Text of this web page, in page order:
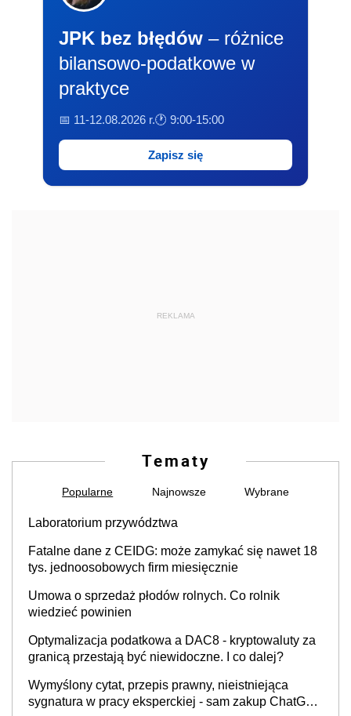
JPK bez błędów – różnice
bilansowo-podatkowe w
praktyce
📅 11-12.08.2026 r.🕐 9:00-15:00
Zapisz się
REKLAMA
Tematy
Popularne Najnowsze Wybrane
Laboratorium przywództwa
Fatalne dane z CEIDG: może zamykać się nawet 18
tys. jednoosobowych firm miesięcznie
Umowa o sprzedaż płodów rolnych. Co rolnik
wiedzieć powinien
Optymalizacja podatkowa a DAC8 - kryptowaluty za
granicą przestają być niewidoczne. I co dalej?
Wymyślony cytat, przepis prawny, nieistniejąca
sygnatura w pracy eksperckiej - sam zakup ChatGPT